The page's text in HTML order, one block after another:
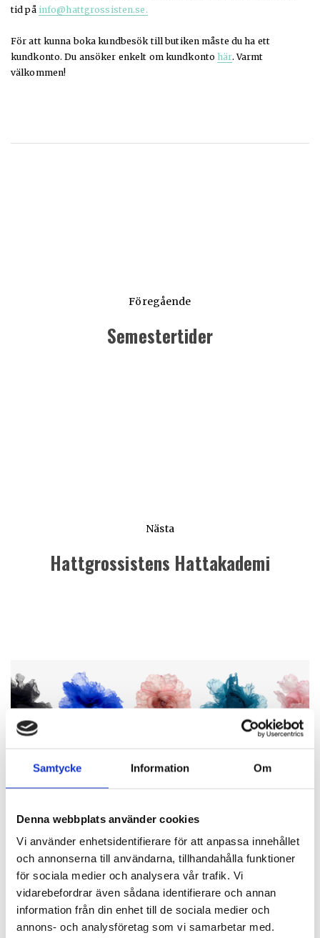
Samtycke Information Om
Denna webbplats använder cookies
Vi använder enhetsidentifierare för att anpassa innehållet
och annonserna till användarna, tillhandahålla funktioner
för sociala medier och analysera vår trafik. Vi
vidarebefordrar även sådana identifierare och annan
information från din enhet till de sociala medier och
annons- och analysföretag som vi samarbetar med.
tid på info@hattgrossisten.se.
För att kunna boka kundbesök till butiken måste du ha ett
kundkonto. Du ansöker enkelt om kundkontohär. Varmt
välkommen!
Föregående
Föregående
Semestertider
Nästa
Nästa
Hattgrossistens Hattakademi
BLOMMOR